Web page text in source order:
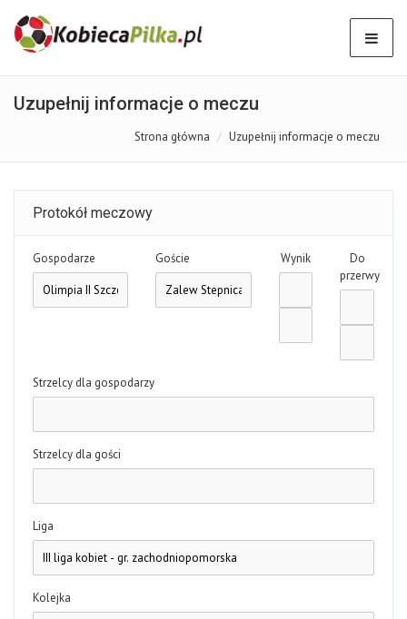
Uzupełnij informacje o meczu
Strona główna Uzupełnij informacje o meczu
Protokół meczowy
Gospodarze Goście Wynik
Do
przerwy
Strzelcy dla gospodarzy
Strzelcy dla gości
Liga
Kolejka